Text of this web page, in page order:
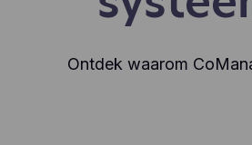
Ontdek waarom